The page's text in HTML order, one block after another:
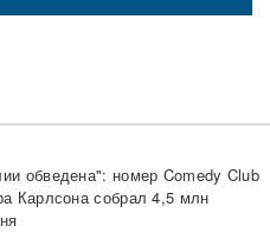
обведена": номер Comedy Club
Карлсона собрал 4,5 млн